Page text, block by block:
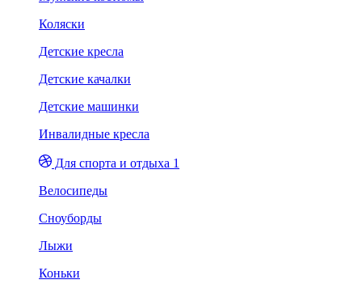
Коляски
Детские кресла
Детские качалки
Детские машинки
Инвалидные кресла
Для спорта и отдыха 1
Велосипеды
Сноуборды
Лыжи
Коньки